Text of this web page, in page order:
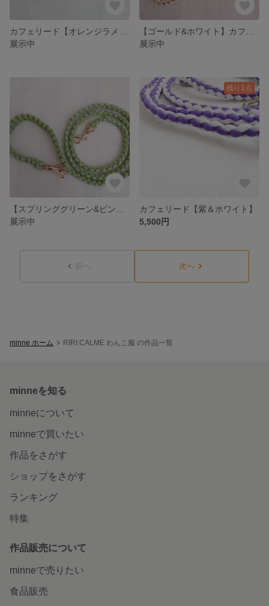
展示中
展示中
展示中
残り1点
カフェリード【紫＆ホワイト】
5,500円
前へ 次へ
minne ホーム RIRI CALME わんこ服 の作品一覧
minneを知る
minneについて
minneで買いたい
作品をさがす
ショップをさがす
ランキング
特集
作品販売について
minneで売りたい
食品販売